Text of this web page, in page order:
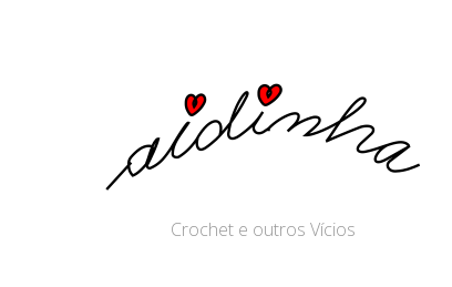
Crochet e outros Vícios